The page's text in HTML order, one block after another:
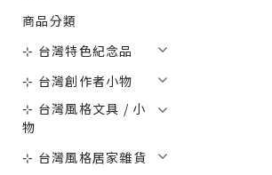
商品分類
⊹ 台灣特色紀念品
⊹ 台灣創作者小物
⊹ 台灣風格文具 / 小
物
⊹ 台灣風格居家雜貨